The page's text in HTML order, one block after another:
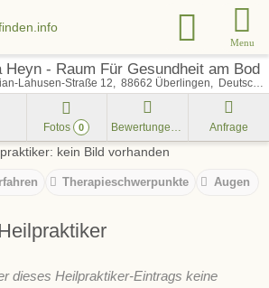
Menu
Heyn - Raum Für Gesundheit am
Lahusen-Straße 12 88662 Überlingen Deutschland
Fotos 0 Bewertungen Anfrage
Therapieschwerpunkte Augen
dieses Heilpraktiker-Eintrags keine